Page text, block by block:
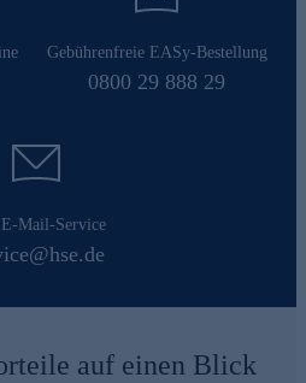
Gebührenfreie EASy-Bestellung
0800 29 888 29
Mail-Service
auf einen Blick